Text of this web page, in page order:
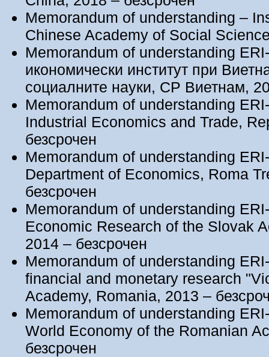
Memorandum of understanding –
Chinese Academy of Social
Memorandum of understanding
икономически институт при
социалните науки, СР Виетнам,
Memorandum of understanding
Industrial Economics and Trade,
безсрочен
Memorandum of understanding
Department of Economics, Roma
безсрочен
Memorandum of understanding
Economic Research of the Slovak
2014 – безсрочен
Memorandum of understanding
financial and monetary research
Academy, Romania, 2013 –
Memorandum of understanding
World Economy of the Romanian
безсрочен